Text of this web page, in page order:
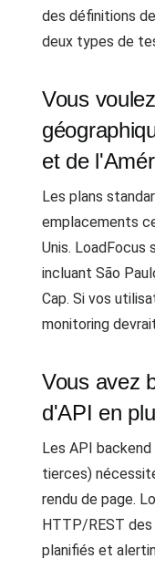
des définitions
deux types de
Vous
et de
Les plans
emplacements
Unis. LoadFocus
incluant São
Cap. Si vos
monitoring
Vous avez
d'API en
Les API
tierces)
rendu de page.
HTTP/REST
planifiés et